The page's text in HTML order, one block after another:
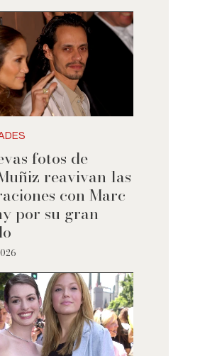
fotos de
reavivan las
con Marc
por su gran